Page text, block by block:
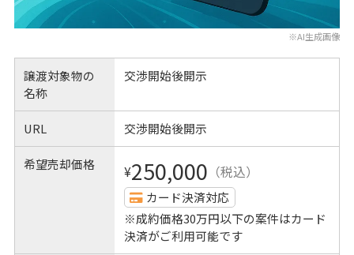
※AI生成画像
譲渡対象物の
名称
交渉開始後開示
URL 交渉開始後開示
希望売却価格 ¥250,000 （税込）
カード決済対応
※成約価格30万円以下の案件はカード
決済がご利用可能です